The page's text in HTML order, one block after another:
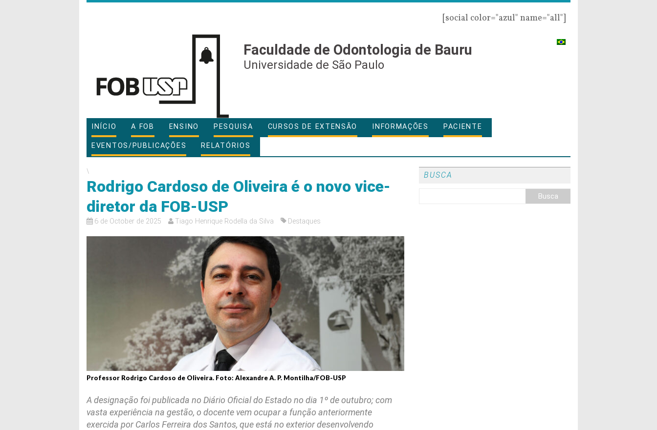
[social color="azul" name="all"]
Faculdade de Odontologia de Bauru
Universidade de São Paulo
INÍCIO A FOB ENSINO PESQUISA CURSOS DE EXTENSÃO INFORMAÇÕES PACIENTE
EVENTOS/PUBLICAÇÕES RELATÓRIOS
\
Rodrigo Cardoso de Oliveira é o novo vice-
diretor da FOB-USP
6 de October de 2025 Tiago Henrique Rodella da Silva Destaques
Professor Rodrigo Cardoso de Oliveira. Foto: Alexandre A. P. Montilha/FOB-USP
A designação foi publicada no Diário Oficial do Estado no dia 1º de outubro; com
vasta experiência na gestão, o docente vem ocupar a função anteriormente
exercida por Carlos Ferreira dos Santos, que está no exterior desenvolvendo
BUSCA